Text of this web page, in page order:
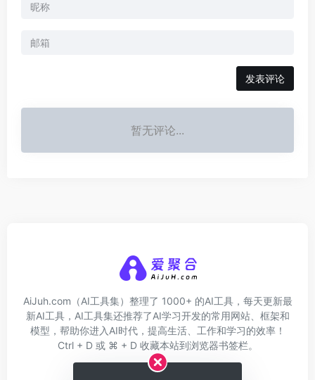
发表评论
暂无评论...
AiJuh.com（AI工具集）整理了 1000+ 的AI工具，每天更新最
新AI工具，AI工具集还推荐了AI学习开发的常用网站、框架和
模型，帮助你进入AI时代，提高生活、工作和学习的效率！
Ctrl + D 或 ⌘ + D 收藏本站到浏览器书签栏。